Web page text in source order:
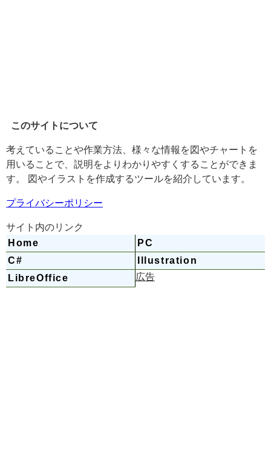
このサイトについて
考えていることや作業方法、様々な情報を図やチャートを
用いることで、説明をよりわかりやすくすることができま
す。 図やイラストを作成するツールを紹介しています。
プライバシーポリシー
サイト内のリンク
Home
PC
C#
Illustration
LibreOffice